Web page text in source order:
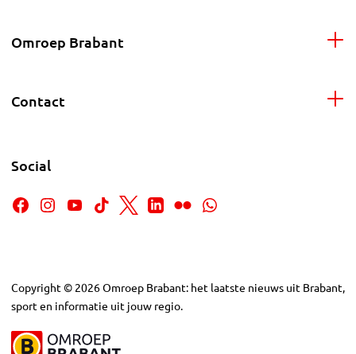
Omroep Brabant
Contact
Social
Copyright © 2026Omroep Brabant: het laatste nieuws uit Brabant,
sport en informatie uit jouw regio.